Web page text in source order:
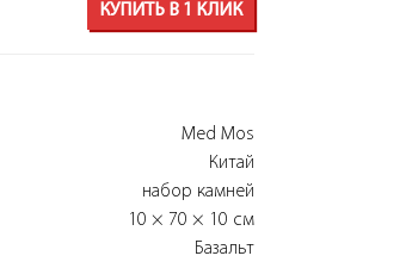
КУПИТЬ В 1 КЛИК
Med Mos
Китай
набор камней
10 × 70 × 10 см
Базальт